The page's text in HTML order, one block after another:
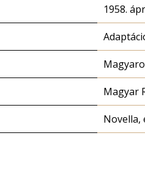
1958.
Magyar
Novella,